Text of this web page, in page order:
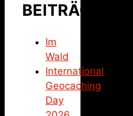
BEITRÄGE
Im
Wald
International
Geocaching
Day